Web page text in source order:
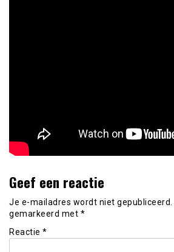
Geef een reactie
Je e-mailadres wordt niet gepubliceerd.
gemarkeerd met *
Reactie *